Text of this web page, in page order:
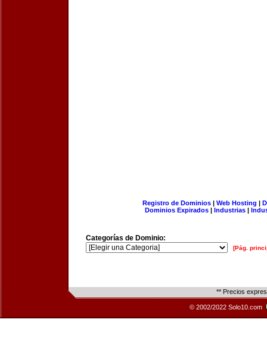
Registro de Dominios| Web Hosting |
Dominios Expirados | Industrias |
Categorías de Dominio:
[Pág.
** Precios
© 2002/2022 Solo10.com